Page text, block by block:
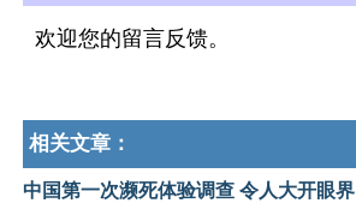
欢迎您的留言反馈。
相关文章：
中国第一次濒死体验调查 令人大开眼界